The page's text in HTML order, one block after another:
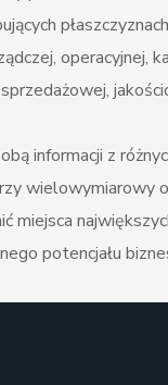
operacyjnej,
informacji z
wielowymiarowy
miejsca
potencjału